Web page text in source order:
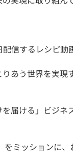
信するレシピ動
あう世界を実
届ける」ビジ
をミッションに